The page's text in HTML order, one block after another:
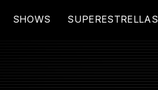
SHOWS SUPERESTRELLAS